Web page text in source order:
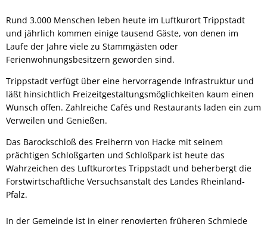
Rund 3.000 Menschen leben heute im Luftkurort Trippstadt
und jährlich kommen einige tausend Gäste, von denen im
Laufe der Jahre viele zu Stammgästen oder
Ferienwohnungsbesitzern geworden sind.
Trippstadt verfügt über eine hervorragende Infrastruktur und
läßt hinsichtlich Freizeitgestaltungsmöglichkeiten kaum einen
Wunsch offen. Zahlreiche Cafés und Restaurants laden ein zum
Verweilen und Genießen.
Das Barockschloß des Freiherrn von Hacke mit seinem
prächtigen Schloßgarten und Schloßpark ist heute das
Wahrzeichen des Luftkurortes Trippstadt und beherbergt die
Forstwirtschaftliche Versuchsanstalt des Landes Rheinland-
Pfalz.
In der Gemeinde ist in einer renovierten früheren Schmiede